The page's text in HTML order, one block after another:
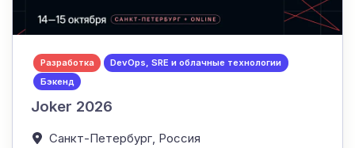
Разработка
DevOps, SRE и облачные технологии
Бэкенд
Joker 2026
Санкт-Петербург, Россия